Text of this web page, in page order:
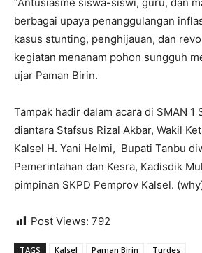
berbagai upaya penanggulangan
kasus stunting, penghijauan, dan
kegiatan menanam pohon sungguh
ujar Paman Birin.
Tampak hadir dalam acara di SMAN 1
diantara Stafsus Rizal Akbar, Wakil
Kalsel H. Yani Helmi, Bupati Tanbu
Pemerintahan dan Kesra, Kadisdik
pimpinan SKPD Pemprov Kalsel.
Post Views: 792
TAGS Kalsel Paman Birin Turdes